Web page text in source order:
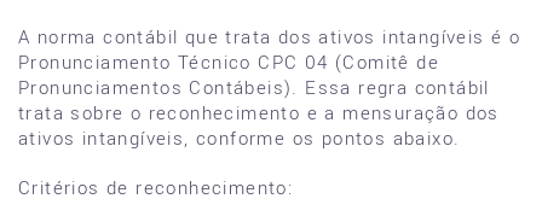
A norma contábil que trata dos ativos intangíveis é o
Pronunciamento Técnico CPC 04 (Comitê de
Pronunciamentos Contábeis). Essa regra contábil
trata sobre o reconhecimento e a mensuração dos
ativos intangíveis, conforme os pontos abaixo.
Critérios de reconhecimento: